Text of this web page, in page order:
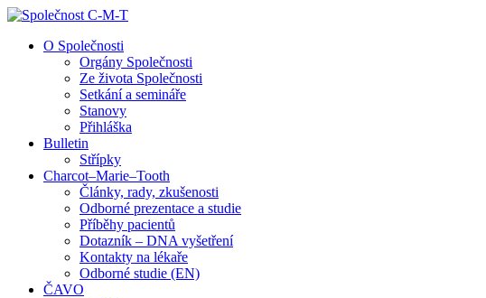
↓
O Společnosti
Orgány Společnosti
Ze života Společnosti
Setkání a semináře
Stanovy
Přihláška
Bulletin
Střípky
Charcot–Marie–Tooth
Články, rady, zkušenosti
Odborné prezentace a studie
Příběhy pacientů
Dotazník – DNA vyšetření
Kontakty na lékaře
Odborné studie (EN)
ČAVO